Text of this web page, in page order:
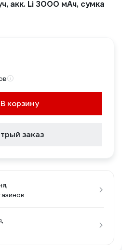
акк. Li 3000 мАч, сумка
В корзину
заказ